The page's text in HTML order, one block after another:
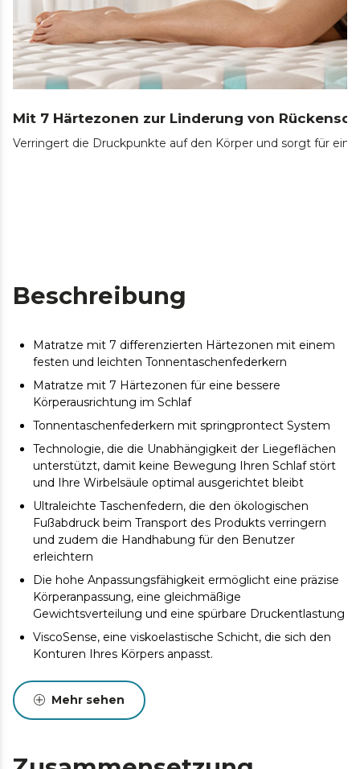
Mit 7 Härtezonen zur Linderung von
Verringert die Druckpunkte auf den Körper und sorgt für
Beschreibung
Matratze mit 7 differenzierten Härtezonen mit einem
festen und leichten Tonnentaschenfederkern
Matratze mit 7 Härtezonen für eine bessere
Körperausrichtung im Schlaf
Tonnentaschenfederkern mit springprontect System
Technologie, die die Unabhängigkeit der Liegeflächen
unterstützt, damit keine Bewegung Ihren Schlaf stört
und Ihre Wirbelsäule optimal ausgerichtet bleibt
Ultraleichte Taschenfedern, die den ökologischen
Fußabdruck beim Transport des Produkts verringern
und zudem die Handhabung für den Benutzer
erleichtern
Die hohe Anpassungsfähigkeit ermöglicht eine präzise
Körperanpassung, eine gleichmäßige
Gewichtsverteilung und eine spürbare Druckentlastung
ViscoSense, eine viskoelastische Schicht, die sich den
Konturen Ihres Körpers anpasst.
Atmungsaktivität, Widerstandsfähigkeit und
Pflegeleichtigkeit bietet.
Mehr sehen